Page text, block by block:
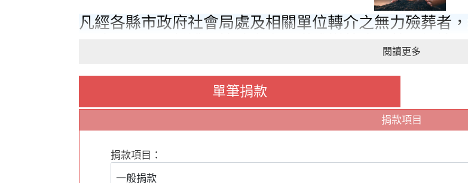
凡經各縣市政府社會局處及相關單位轉介之無力殮葬者
另外，也協助境外人士於台死亡回歸故土或台灣民眾不
務，讓亡者得以落葉歸根。
閱讀更多
單筆捐款
捐款項目
捐款項目：